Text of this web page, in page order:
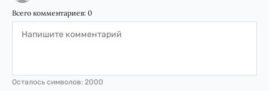
Всего комментариев: 0
Осталось символов: 2000